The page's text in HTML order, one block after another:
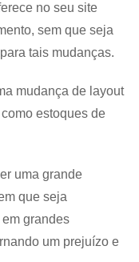
no seu site
sem que seja
tais mudanças.
mudança de layout
estoques de
uma grande
que seja
grandes
um prejuízo e